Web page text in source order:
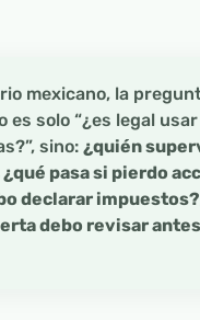
mexicano, la
es solo “¿es legal usar
sino: ¿quién
pasa si pierdo
declarar
debo revisar